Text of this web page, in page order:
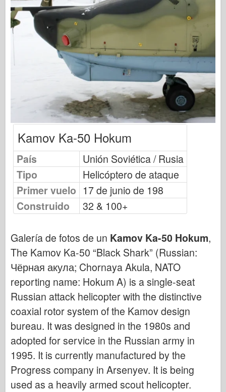
Publicación de Osprey
Señal de escuadrón
Potencia del tanque
Camiones y tanques
Waffen-Arsenal
Maquetas
Academia
Modelos ace
AFV Club
Airfix
Fuerza Aérea
Modelo AZ
Perro negro
Afición cibernética
Dnepromodel
Dragón
Eduard
Modelo E.T.
Moldes finos
Fuerzas de valor
FriulModelo
Hasegawa
Kamov Ka-50 Hokum
País
Unión Soviética / Rusia
Tipo
Helicóptero de ataque
Primer vuelo 17 de junio de 198
Construido
32 & 100+
Galería de fotos de un Kamov Ka-50 Hokum,
The Kamov Ka-50 “Black Shark” (Russian:
Чёрная акула; Chornaya Akula, NATO
reporting name: Hokum A) is a single-seat
Russian attack helicopter with the distinctive
coaxial rotor system of the Kamov design
bureau. It was designed in the 1980s and
adopted for service in the Russian army in
1995. It is currently manufactured by the
Progress company in Arsenyev. It is being
used as a heavily armed scout helicopter.